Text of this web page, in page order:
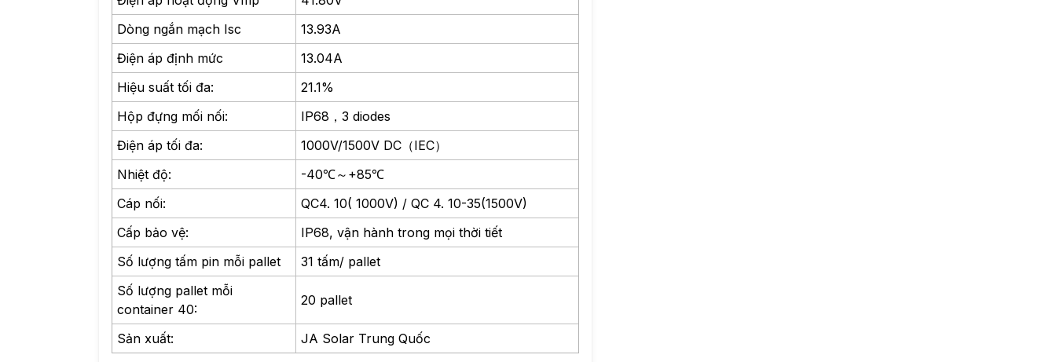
Dòng ngắn mạch Isc
13.93A
Điện áp định mức
13.04A
Hiệu suất tối đa:
21.1%
Hộp đựng mối nối:
IP68，3 diodes
Điện áp tối đa:
1000V/1500V DC（IEC）
Nhiệt độ:
-40℃～+85℃
Cáp nối:
QC4. 10( 1000V) / QC 4. 10-35(1500V)
Cấp bảo vệ:
IP68, vận hành trong mọi thời tiết
Số lượng tấm pin mỗi pallet
31 tấm/ pallet
Số lượng pallet mỗi
container 40:
20 pallet
Sản xuất: JA Solar Trung Quốc